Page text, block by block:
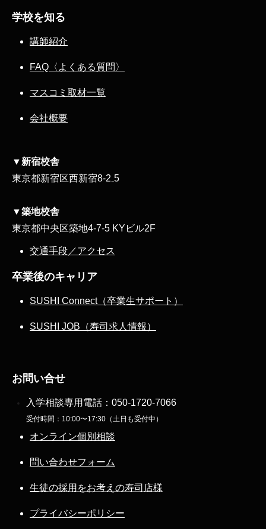
学校を知る
講師紹介
FAQ〈よくある質問〉
マスコミ取材一覧
会社概要
▼新宿校舎
東京都新宿区西新宿8‐2₋5
▼築地校舎
東京都中央区築地4-7-5 KYビル2F
交通手段／アクセス
卒業後のキャリア
SUSHI Connect（卒業生サポート）
SUSHI JOB（寿司求人情報）
お問い合せ
入学相談専用電話： 050-1720-7066
受付時間：10:00〜17:30（土日も受付中）
オンライン個別相談
問い合わせフォーム
生徒の採用をお考えの寿司店様
プライバシーポリシー